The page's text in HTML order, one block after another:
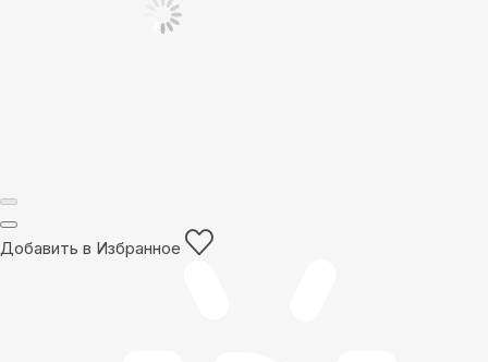
Добавить в Избранное